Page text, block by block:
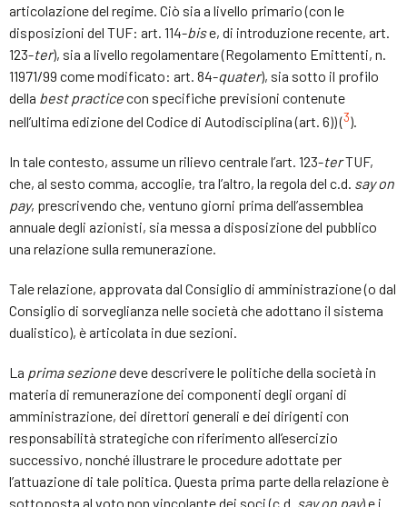
articolazione del regime. Ciò sia a livello primario (con le
disposizioni del TUF: art. 114-bise, di introduzione recente, art.
123-ter), sia a livello regolamentare (Regolamento Emittenti, n.
11971/99 come modificato: art. 84-quater), sia sotto il profilo
della best practicecon specifiche previsioni contenute
nell’ultima edizione del Codice di Autodisciplina (art. 6)) (3).
In tale contesto, assume un rilievo centrale l’art. 123-terTUF,
che, al sesto comma, accoglie, tra l’altro, la regola del c.d. sayon
pay, prescrivendo che, ventuno giorni prima dell’assemblea
annuale degli azionisti, sia messa a disposizione del pubblico
una relazione sulla remunerazione.
Tale relazione, approvata dal Consiglio di amministrazione (o dal
Consiglio di sorveglianza nelle società che adottano il sistema
dualistico), è articolata in due sezioni.
La prima sezionedeve descrivere le politiche della società in
materia di remunerazione dei componenti degli organi di
amministrazione, dei direttori generali e dei dirigenti con
responsabilità strategiche con riferimento all’esercizio
successivo, nonché illustrare le procedure adottate per
l’attuazione di tale politica. Questa prima parte della relazione è
sottoposta al voto non vincolante dei soci (c.d. sayon pay) e i